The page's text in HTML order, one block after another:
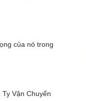
của nó trong
Vận Chuyển